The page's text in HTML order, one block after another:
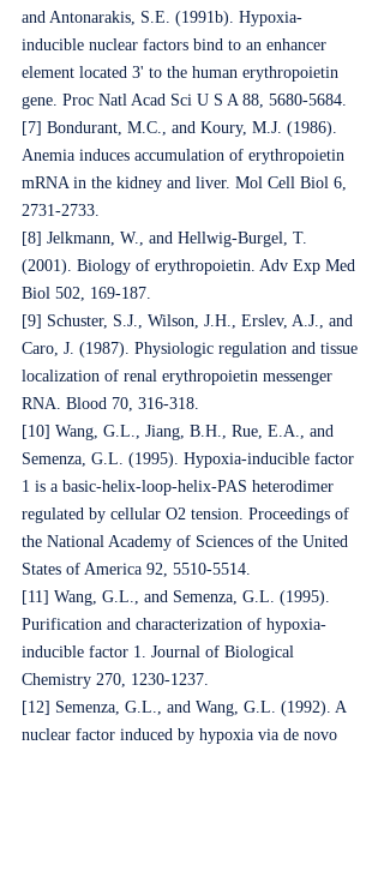
and Antonarakis, S.E. (1991b). Hypoxia-
inducible nuclear factors bind to an enhancer
element located 3' to the human erythropoietin
gene. Proc Natl Acad Sci U S A 88, 5680-5684.
[7] Bondurant, M.C., and Koury, M.J. (1986).
Anemia induces accumulation of erythropoietin
mRNA in the kidney and liver. Mol Cell Biol 6,
2731-2733.
[8] Jelkmann, W., and Hellwig-Burgel, T.
(2001). Biology of erythropoietin. Adv Exp Med
Biol 502, 169-187.
[9] Schuster, S.J., Wilson, J.H., Erslev, A.J., and
Caro, J. (1987). Physiologic regulation and tissue
localization of renal erythropoietin messenger
RNA. Blood 70, 316-318.
[10] Wang, G.L., Jiang, B.H., Rue, E.A., and
Semenza, G.L. (1995). Hypoxia-inducible factor
1 is a basic-helix-loop-helix-PAS heterodimer
regulated by cellular O2 tension. Proceedings of
the National Academy of Sciences of the United
States of America 92, 5510-5514.
[11] Wang, G.L., and Semenza, G.L. (1995).
Purification and characterization of hypoxia-
inducible factor 1. Journal of Biological
Chemistry 270, 1230-1237.
[12] Semenza, G.L., and Wang, G.L. (1992). A
nuclear factor induced by hypoxia via de novo